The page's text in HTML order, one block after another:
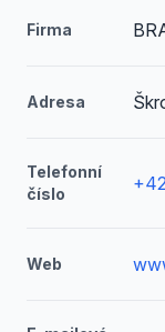
Firma
Adresa
Telefonní
číslo
Web